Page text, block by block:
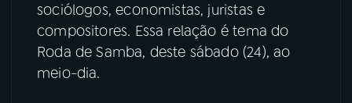
05PODCASTS
06VIDEOCASTS
sociólogos, economistas, juristas e
compositores. Essa relação é tema do
Roda de Samba, deste sábado (24), ao
meio-dia.